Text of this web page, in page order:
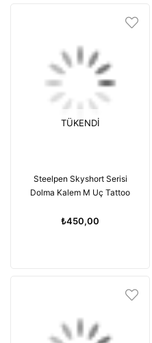
TÜKENDI
Steelpen Skyshort Serisi
Dolma Kalem M Uç Tattoo
₺450,00